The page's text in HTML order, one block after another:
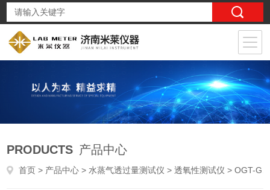
PRODUCTS 产品中心
首页 > 产品中心 > 水蒸气透过量测试仪 >透氧性测试仪 > OGT-G3石墨烯材料气体透过量检测仪